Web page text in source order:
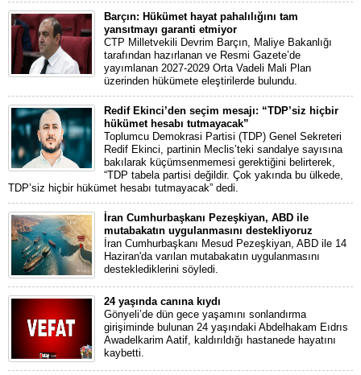
Barçın: Hükümet hayat pahalılığını tam
yansıtmayı garanti etmiyor
CTP Milletvekili Devrim Barçın, Maliye Bakanlığı
tarafından hazırlanan ve Resmi Gazete’de
yayımlanan 2027-2029 Orta Vadeli Mali Plan
üzerinden hükümete eleştirilerde bulundu.
Redif Ekinci’den seçim mesajı: “TDP’siz hiçbir
hükümet hesabı tutmayacak”
Toplumcu Demokrasi Partisi (TDP) Genel Sekreteri
Redif Ekinci, partinin Meclis’teki sandalye sayısına
bakılarak küçümsenmemesi gerektiğini belirterek,
“TDP tabela partisi değildir. Çok yakında bu ülkede,
TDP’siz hiçbir hükümet hesabı tutmayacak” dedi.
İran Cumhurbaşkanı Pezeşkiyan, ABD ile
mutabakatın uygulanmasını destekliyoruz
İran Cumhurbaşkanı Mesud Pezeşkiyan, ABD ile 14
Haziran'da varılan mutabakatın uygulanmasını
desteklediklerini söyledi.
24 yaşında canına kıydı
Gönyeli’de dün gece yaşamını sonlandırma
girişiminde bulunan 24 yaşındaki Abdelhakam Eıdrıs
Awadelkarim Aatif, kaldırıldığı hastanede hayatını
kaybetti.